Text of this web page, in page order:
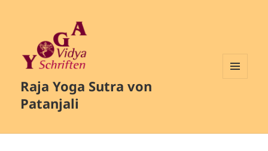
Raja Yoga Sutra von
Patanjali